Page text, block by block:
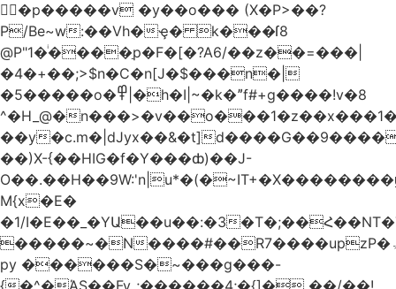
㛯ٍ�p�����v �y��o��� (X�P>��?
P/Be~w:��Vh�ҿ� k���ſ8
@P"1�ͥ����ַp�F�[�?A6/��z��=���|
�4�+��;>$n�C�n[J�$���n�|
�5�����o�߾|�h�I|~�k�ˮf#+g����!v�8
^�H_@�
��y�c.m�|dJyx��&�t]
��)X-{��HIG�f�Y���ȸ)��J-
M{x�E�
�1/I�E��_�YԱ��u��:�3
�����~�N����#��R7����upzP�ۃt{�!g����9
py ������S�~���g���-
{�^�ΆS��Fy_;������4;�{]� ��/��!